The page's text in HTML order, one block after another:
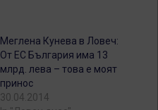
Меглена Кунева в Ловеч:
От ЕС България има 13
млрд. лева – това е моят
принос
30.04.2014